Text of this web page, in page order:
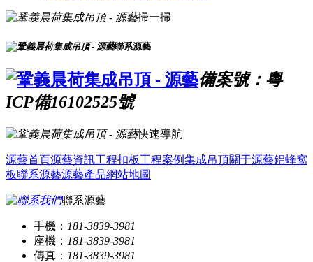
掃一掃
聯系源藝
備案號：粵
ICP備16102525號
快速導航
源藝首頁源藝資訊工程扣板工程案例集成吊頂關于源藝鋁蜂窩
板聯系源藝源藝產品網站地圖
聯系源藝
手機： 181-3839-3981
座機： 181-3839-3981
傳真： 181-3839-3981